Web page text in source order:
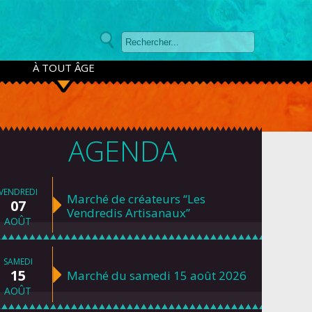
À TOUT ÂGE
AGENDA
07
AOÛT
Marché de créateurs “Les
Vendredis Artisanaux”
SAMEDI
15
AOÛT
Marché du samedi 15 août 2026